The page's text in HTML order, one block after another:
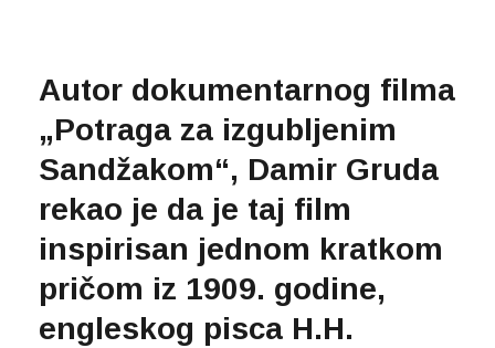
Autor dokumentarnog filma
„Potraga za izgubljenim
Sandžakom“, Damir Gruda
rekao je da je taj film
inspirisan jednom kratkom
pričom iz 1909. godine,
engleskog pisca H.H.